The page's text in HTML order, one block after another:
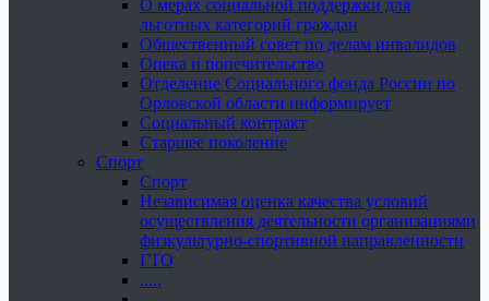
О мерах социальной поддержки для
льготных категорий граждан
Общественный совет по делам инвалидов
Опека и попечительство
Отделение Социального фонда России по
Орловской области информирует
Социальный контракт
Старшее поколение
Спорт
Спорт
Независимая оценка качества условий
осуществления деятельности организациями
физкультурно-спортивной направленности
ГТО
.....